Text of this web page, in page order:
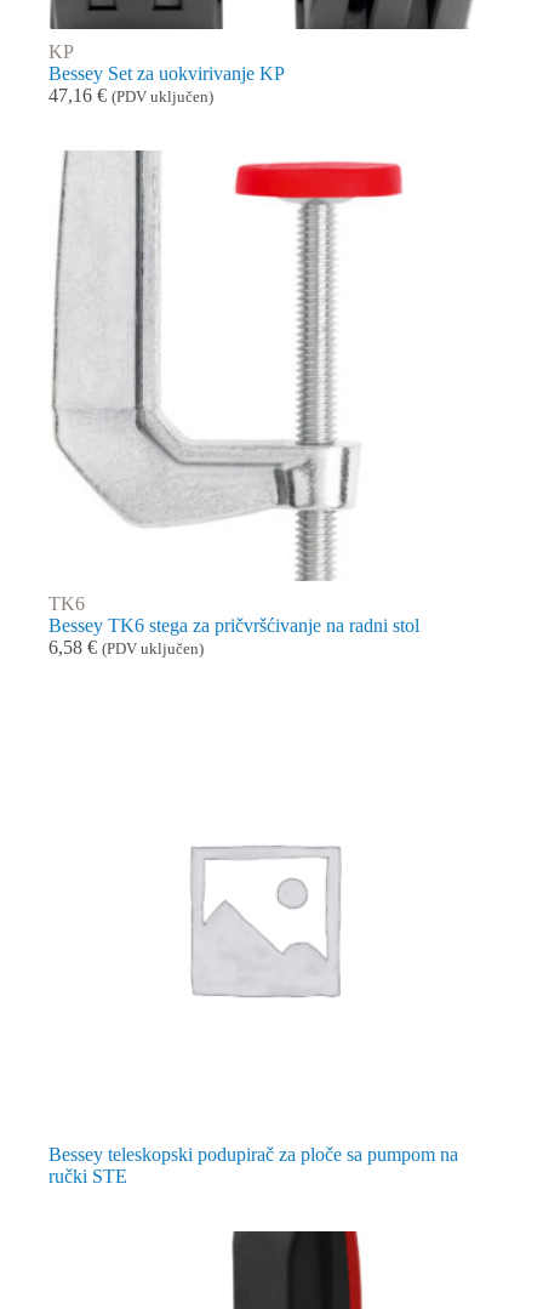
KP
Bessey Set za uokvirivanje KP
47,16 € (PDV uključen)
TK6
Bessey TK6 stega za pričvršćivanje na radni stol
6,58 € (PDV uključen)
Bessey teleskopski podupirač za ploče sa pumpom na
ručki STE